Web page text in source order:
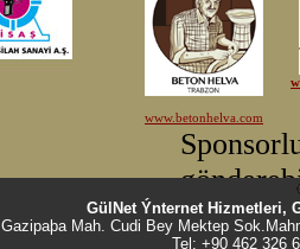
GülNet Ýnternet Hizmetleri,
Gazipaþa Mah. Cudi Bey Mektep
Tel: +90 462 326